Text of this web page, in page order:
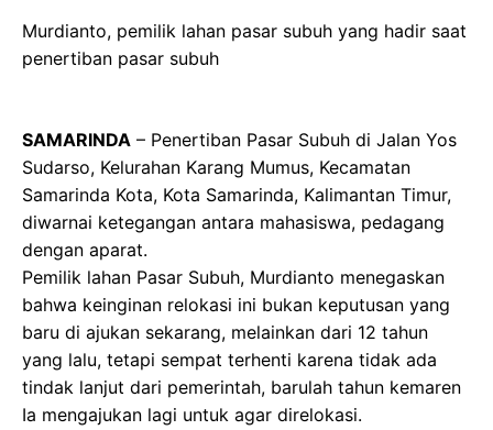
Murdianto, pemilik lahan pasar subuh yang hadir saat
penertiban pasar subuh
SAMARINDA – Penertiban Pasar Subuh di Jalan Yos
Sudarso, Kelurahan Karang Mumus, Kecamatan
Samarinda Kota, Kota Samarinda, Kalimantan Timur,
diwarnai ketegangan antara mahasiswa, pedagang
dengan aparat.
Pemilik lahan Pasar Subuh, Murdianto menegaskan
bahwa keinginan relokasi ini bukan keputusan yang
baru di ajukan sekarang, melainkan dari 12 tahun
yang lalu, tetapi sempat terhenti karena tidak ada
tindak lanjut dari pemerintah, barulah tahun kemaren
Ia mengajukan lagi untuk agar direlokasi.